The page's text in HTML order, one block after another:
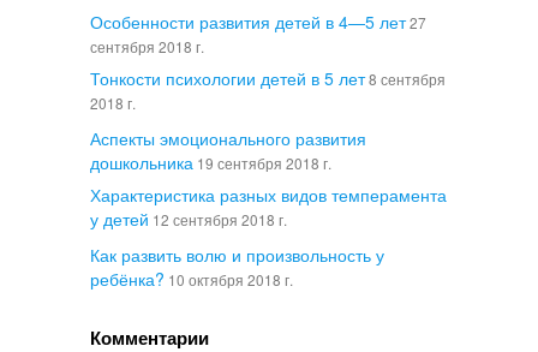
Особенности развития детей в 4—5 лет27
сентября 2018 г.
Тонкости психологии детей в 5 лет8 сентября
2018 г.
Аспекты эмоционального развития
дошкольника 19 сентября 2018 г.
Характеристика разных видов темперамента
у детей 12 сентября 2018 г.
Как развить волю и произвольность у
ребёнка? 10 октября 2018 г.
Комментарии